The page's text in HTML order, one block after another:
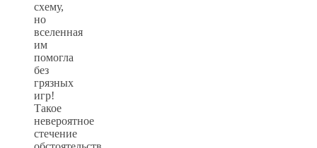
схему,
но
вселенная
им
помогла
без
грязных
игр!
Такое
невероятное
стечение